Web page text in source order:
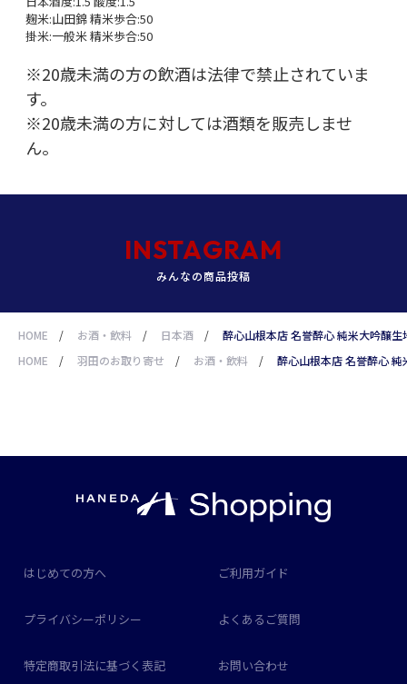
HOME / お酒・飲料 / 日本酒 /
醉心山根本店 名誉醉心 純米大吟醸生
HOME
/ 羽田のお取り寄せ / お酒・飲料 / 醉心山根本店 名誉醉心
麹米:山田錦 精米歩合:50
掛米:一般米 精米歩合:50
※20歳未満の方の飲酒は法律で禁止されていま
す。
※20歳未満の方に対しては酒類を販売しませ
ん。
INSTAGRAM
みんなの商品投稿
はじめての方へ ご利用ガイド
プライバシーポリシー よくあるご質問
特定商取引法に基づく表記 お問い合わせ